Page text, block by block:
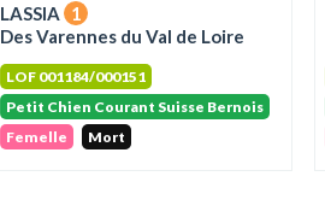
LASSIA
1
Des Varennes du Val de Loire
LOF 001184/000151
Petit Chien Courant Suisse Bernois
Femelle
Mort